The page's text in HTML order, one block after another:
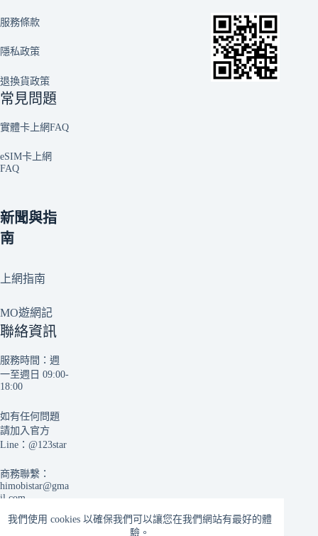
我們使用 cookies 以確保我們可以讓您在我們網站有最好的體
驗。
服務條款
隱私政策
退換貨政策
常見問題
實體卡上網FAQ
eSIM卡上網
FAQ
新聞與指
南
上網指南
MO遊網記
聯絡資訊
服務時間：週
一至週日 09:00-
18:00
如有任何問題
請加入官方
Line： @123star
商務聯繫：
himobistar@gma
il.com